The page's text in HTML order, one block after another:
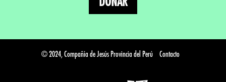
© 2024, Compañía de Jesús Provincia del Perú Contacto